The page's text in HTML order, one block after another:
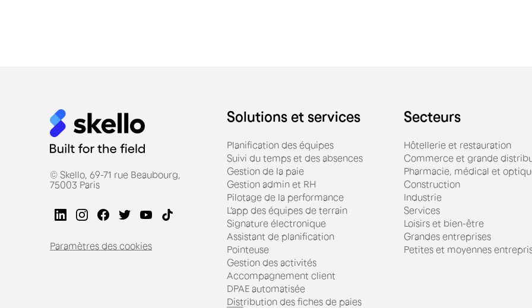
© Skello, 69-71 rue Beaubourg,
75003 Paris
Paramètres des cookies
Solutions et services
Planification des équipes
Suivi du temps et des absences
Gestion de la paie
Gestion admin et RH
Pilotage de la performance
L'app des équipes de terrain
Signature électronique
Assistant de planification
Pointeuse
Gestion des activités
Accompagnement client
DPAE automatisée
Distribution des fiches de paies
Secteurs
Hôtellerie et restauration
Commerce et grande
Pharmacie, médical et
Construction
Industrie
Services
Loisirs et bien-être
Grandes entreprises
Petites et moyennes